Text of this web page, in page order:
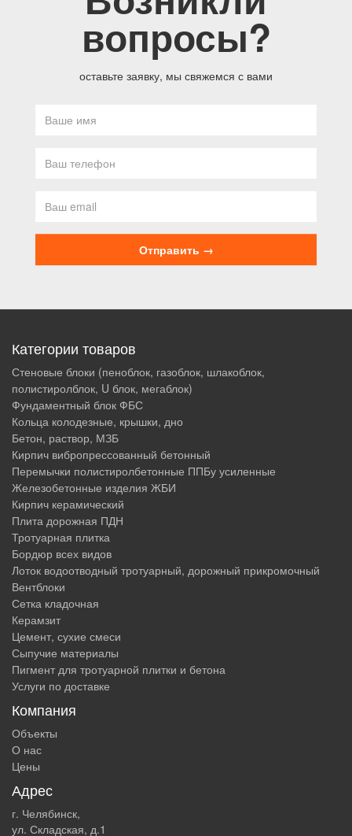
вопросы?
оставьте заявку, мы свяжемся с вами
Категории товаров
Стеновые блоки (пеноблок, газоблок, шлакоблок,
полистиролблок, U блок, мегаблок)
Фундаментный блок ФБС
Кольца колодезные, крышки, дно
Бетон, раствор, МЗБ
Кирпич вибропрессованный бетонный
Перемычки полистиролбетонные ППБу усиленные
Железобетонные изделия ЖБИ
Кирпич керамический
Плита дорожная ПДН
Тротуарная плитка
Бордюр всех видов
Лоток водоотводный тротуарный, дорожный прикромочный
Вентблоки
Сетка кладочная
Керамзит
Цемент, сухие смеси
Сыпучие материалы
Пигмент для тротуарной плитки и бетона
Услуги по доставке
Компания
Объекты
О нас
Цены
Адрес
г. Челябинск,
ул. Складская, д.1